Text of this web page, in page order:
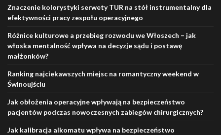
Znaczenie kolorystyki serwety TUR na stół instrumentalny dla
efektywności pracy zespołu operacyjnego
Różnice kulturowe a przebieg rozwodu we Włoszech – jak
włoska mentalność wpływa na decyzje sądu i postawę
małżonków?
Ranking najciekawszych miejsc na romantyczny weekend w
Świnoujściu
Jak obłożenia operacyjne wpływają na bezpieczeństwo
pacjentów podczas nowoczesnych zabiegów chirurgicznych?
Jak kalibracja alkomatu wpływa na bezpieczeństwo